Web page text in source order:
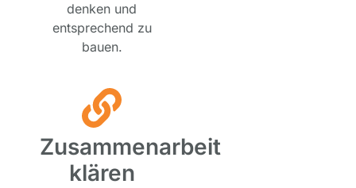
denken und
entsprechend zu
bauen.
Zusammenarbeit
klären